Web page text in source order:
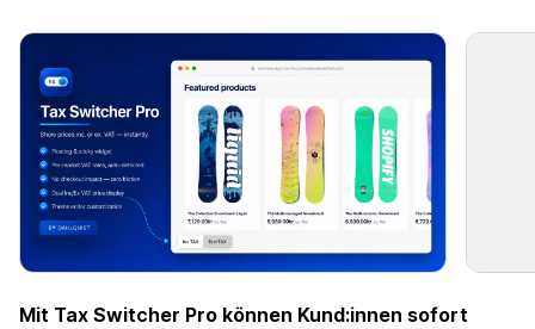
Mit Tax Switcher Pro können Kund:innen sofort